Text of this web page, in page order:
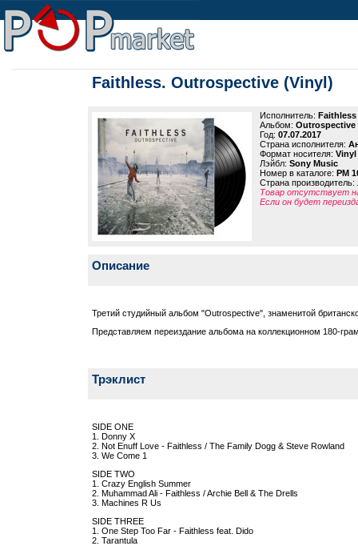
Faithless. Outrospective (Vinyl)
Исполнитель: Faithless
Альбом: Outrospective
Год: 07.07.2017
Страна исполнителя:
Формат носителя: Vinyl
Лэйбл: Sony Music
Номер в каталоге: PM
Страна производитель:
Товар отсутствует
Если он будет
Описание
Третий студийный альбом "Outrospective", знаменитой
Представляем переиздание альбома на коллекционном 180-
Трэклист
SIDE ONE
1. Donny X
2. Not Enuff Love - Faithless / The Family Dogg & Steve Rowland
3. We Come 1
SIDE TWO
1. Crazy English Summer
2. Muhammad Ali - Faithless / Archie Bell & The Drells
3. Machines R Us
SIDE THREE
1. One Step Too Far - Faithless feat. Dido
2. Tarantula